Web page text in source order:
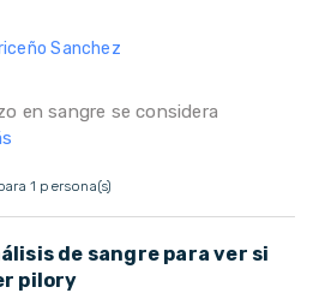
Sanchez
en sangre se considera
1 persona(s)
de sangre para ver si
pilory